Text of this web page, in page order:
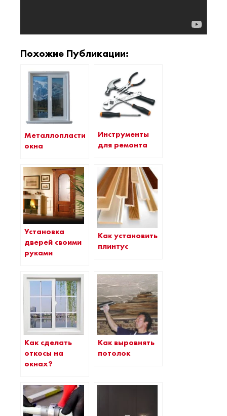
Похожие Публикации:
Металлопластиковые
окна
Инструменты
для ремонта
Установка
дверей своими
руками
Как установить
плинтус
Как сделать
откосы на
окнах?
Как выровнять
потолок